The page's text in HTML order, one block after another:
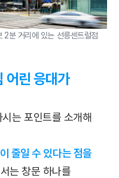
2분 거리에 있는 선릉센트럴점
어린 응대가
는 포인트를 소개해
줄일 수 있다는 점을
는 창문 하나를